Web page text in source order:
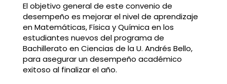
El objetivo general de este convenio de
desempeño es mejorar el nivel de aprendizaje
en Matemáticas, Física y Química en los
estudiantes nuevos del programa de
Bachillerato en Ciencias de la U. Andrés Bello,
para asegurar un desempeño académico
exitoso al finalizar el año.